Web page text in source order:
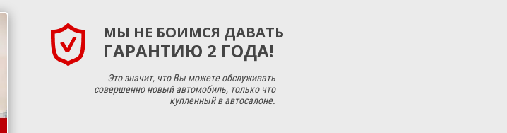
МЫ НЕ БОИМСЯ ДАВАТЬ
ГАРАНТИЮ 2 ГОДА!
Это значит, что Вы можете обслуживать
совершенно новый автомобиль, только что
купленный в автосалоне.